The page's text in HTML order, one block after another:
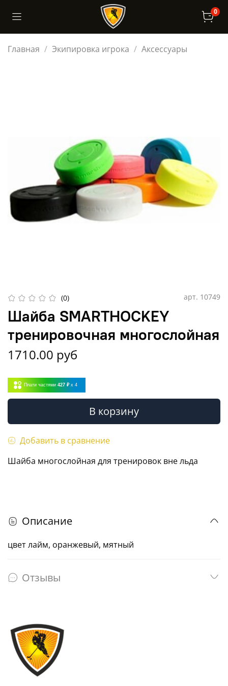
0
Главная Экипировка игрока Аксессуары
(0) арт. 10749
Шайба SMARTHOCKEY
тренировочная многослойная
1710.00 руб
Плати частями 427 ₽ x 4
В корзину
Добавить в сравнение
Шайба многослойная для тренировок вне льда
Описание
цвет лайм, оранжевый, мятный
Отзывы